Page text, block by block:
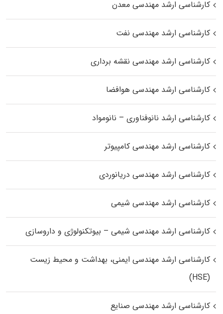
کارشناسی ارشد مهندسی معدن
کارشناسی ارشد مهندسی نفت
کارشناسی ارشد مهندسی نقشه برداری
کارشناسی ارشد مهندسی هوافضا
کارشناسی ارشد نانوفناوری – نانومواد
کارشناسی ارشد مهندسی کامپیوتر
کارشناسی ارشد مهندسی دریانوردی
کارشناسی ارشد مهندسی شیمی
کارشناسی ارشد مهندسی شیمی – بیوتکنولوژی و داروسازی
کارشناسی ارشد مهندسی ایمنی، بهداشت و محیط زیست
(HSE)
کارشناسی ارشد مهندسی صنایع